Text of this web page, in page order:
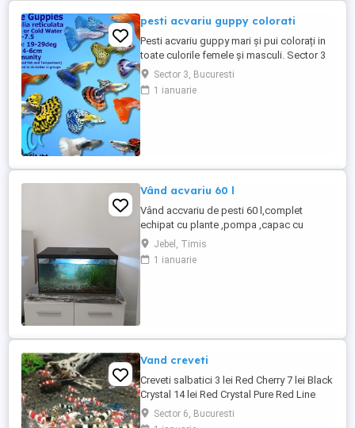
pesti acvariu guppy colorati
Pesti acvariu guppy mari și pui colorați in
toate culorile femele și masculi. Sector 3
Sector 3, Bucuresti
1 ianuarie
Vând acvariu 60 l
Vând accvariu de pesti 60 l,complet
echipat cu plante ,pompa ,capac cu
lumina led,cutie maternitate si 60 de pesti
xipho.Pret 500 ron.Tel
Jebel, Timis
1 ianuarie
Vand creveti
Creveti salbatici 3 lei Red Cherry 7 lei Black
Crystal 14 lei Red Crystal Pure Red Line
Blue Bolt, Nanashi Gene Metalic, Red
Fancy Tiger 13 lei Black Fancy Tiger
Sector 6, Bucuresti